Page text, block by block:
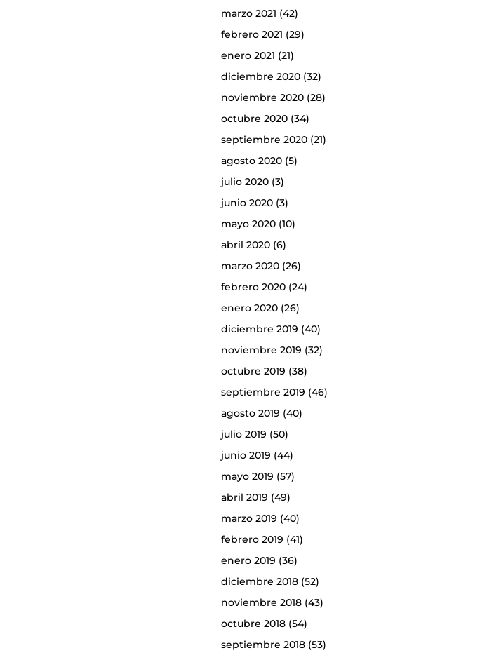
marzo 2021 (42)
febrero 2021 (29)
enero 2021 (21)
diciembre 2020(32)
noviembre 2020(28)
octubre 2020(34)
septiembre 2020(21)
agosto 2020(5)
julio 2020(3)
junio 2020(3)
mayo 2020(10)
abril 2020(6)
marzo 2020(26)
febrero 2020(24)
enero 2020(26)
diciembre 2019 (40)
noviembre 2019 (32)
octubre 2019 (38)
septiembre 2019 (46)
agosto 2019 (40)
julio 2019 (50)
junio 2019 (44)
mayo 2019 (57)
abril 2019 (49)
marzo 2019 (40)
febrero 2019 (41)
enero 2019 (36)
diciembre 2018(52)
noviembre 2018(43)
octubre 2018(54)
septiembre 2018(53)